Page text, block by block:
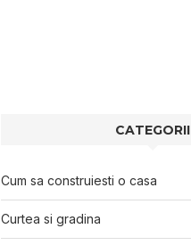
CATEGORII
Cum sa construiesti o casa
Curtea si gradina